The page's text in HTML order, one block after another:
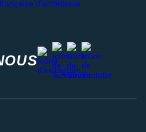
instagram
facebook
stravayoutube